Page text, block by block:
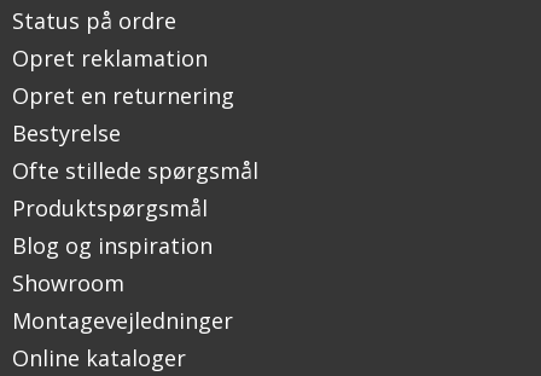
Status på ordre
Opret reklamation
Opret en returnering
Bestyrelse
Ofte stillede spørgsmål
Produktspørgsmål
Blog og inspiration
Showroom
Montagevejledninger
Online kataloger